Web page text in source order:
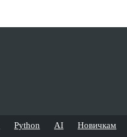
Python AI Новичкам